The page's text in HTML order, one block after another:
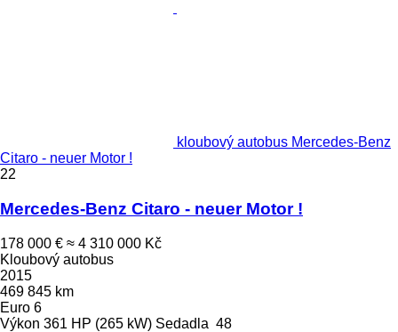
kloubový autobus Mercedes-Benz
Citaro - neuer Motor !
22
Mercedes-Benz Citaro - neuer Motor !
178 000 € ≈ 4 310 000 Kč
Kloubový autobus
2015
469 845 km
Euro 6
Výkon 361 HP (265 kW) Sedadla 48